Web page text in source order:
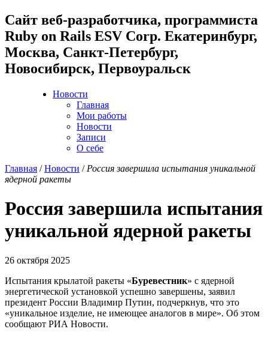
Cайт веб-разработчика, программиста
Ruby on Rails ESV Corp. Екатеринбург,
Москва, Санкт-Петербург,
Новосибирск, Первоуральск
Новости
Главная
Мои работы
Новости
Записи
О себе
Главная /Новости / Россия завершила испытания уникальной
ядерной ракеты
Россия завершила испытания
уникальной ядерной ракеты
26 октября 2025
Испытания крылатой ракеты «Буревестник» с ядерной
энергетической установкой успешно завершены, заявил
президент России Владимир Путин, подчеркнув, что это
«уникальное изделие, не имеющее аналогов в мире». Об этом
сообщают РИА Новости.